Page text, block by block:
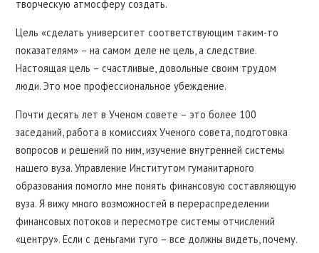
творческую атмосферу создать.
Цель «сделать университет соответствующим таким-то
показателям» – на самом деле не цель, а следствие.
Настоящая цель – счастливые, довольные своим трудом
люди. Это мое профессиональное убеждение.
Почти десять лет в Ученом совете – это более 100
заседаний, работа в комиссиях Ученого совета, подготовка
вопросов и решений по ним, изучение внутренней системы
нашего вуза. Управление Институтом гуманитарного
образования помогло мне понять финансовую составляющую
вуза. Я вижу много возможностей в перераспределении
финансовых потоков и пересмотре системы отчислений
«центру». Если с деньгами туго – все должны видеть, почему.